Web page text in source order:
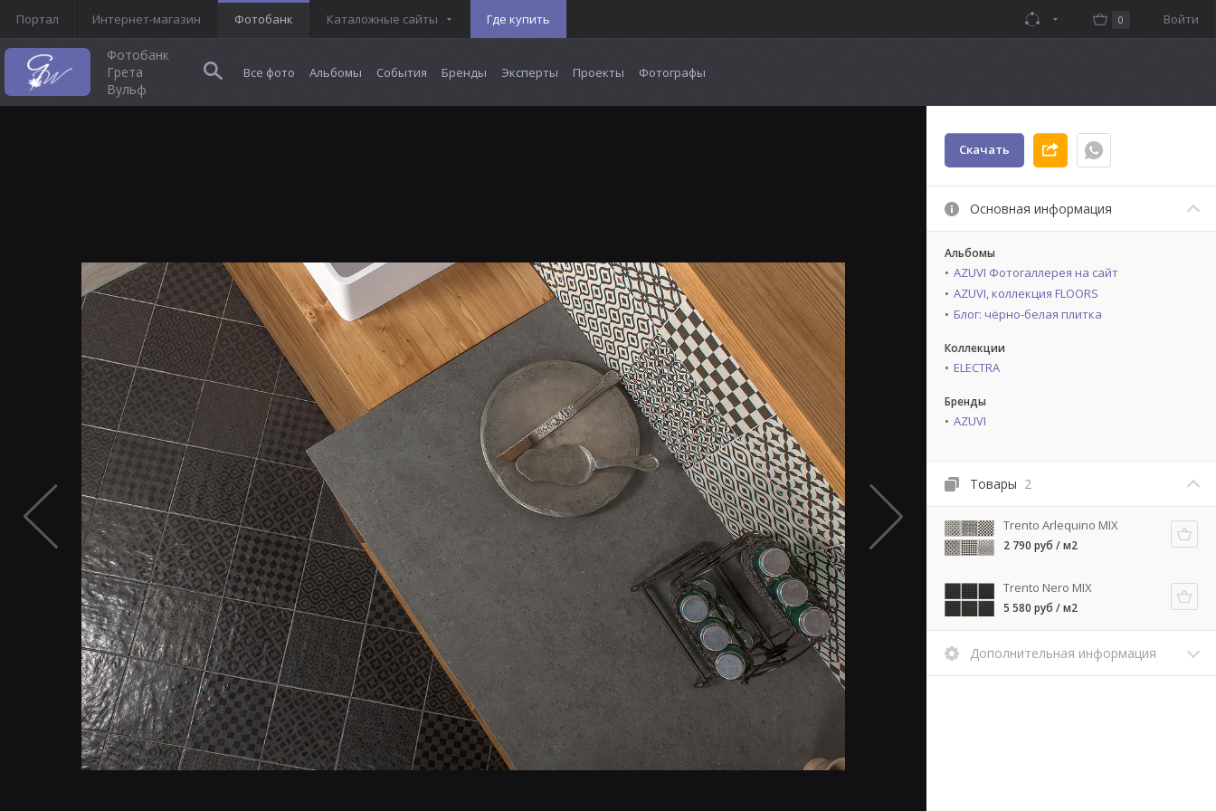
Портал Интернет-магазин Фотобанк Каталожные сайты Где купить Войти
0
Фотобанк
Грета
Вульф
Все фото Альбомы События Бренды Эксперты Проекты Фотографы
Скачать
Основная информация
Альбомы
AZUVI Фотогаллерея на сайт
AZUVI, коллекция FLOORS
Блог: чёрно-белая плитка
Коллекции
ELECTRA
Бренды
AZUVI
Товары 2
Trento Arlequino MIX
2 790 руб / м2
Trento Nero MIX
5 580 руб / м2
Дополнительная информация